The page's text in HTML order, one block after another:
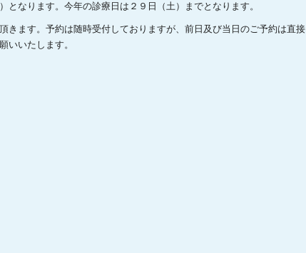
となります。今年の診療日は２９日（土）までとなります。
きます。予約は随時受付しておりますが、前日及び当日のご予約は直接
いいたします。